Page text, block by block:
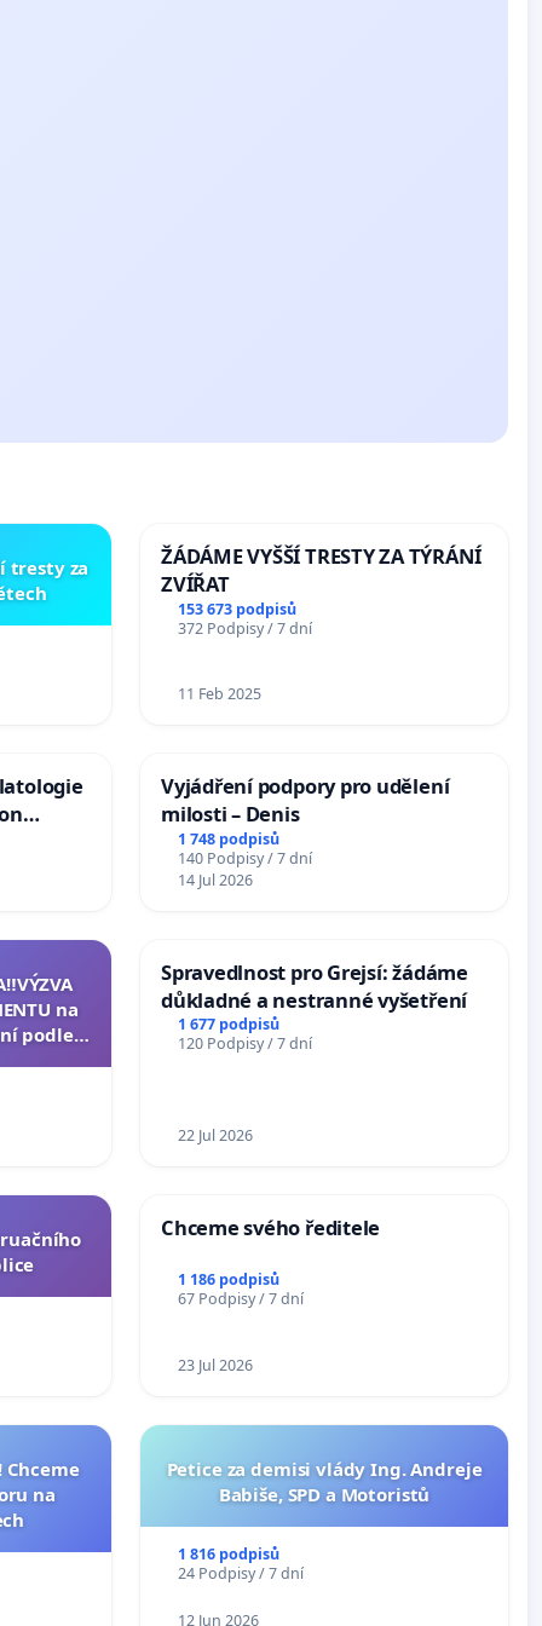
tresty za
ŽÁDÁME VYŠŠÍ TRESTY ZA TÝRÁNÍ
ZVÍŘAT
153 673 podpisů
372 Podpisy / 7 dní
11 Feb 2025
Vyjádření podpory pro udělení
milosti – Denis
1 748 podpisů
140 Podpisy / 7 dní
14 Jul 2026
na
podle §
ústavní
Spravedlnost pro Grejsí: žádáme
důkladné a nestranné vyšetření
1 677 podpisů
120 Podpisy / 7 dní
22 Jul 2026
Chceme svého ředitele
1 186 podpisů
67 Podpisy / 7 dní
23 Jul 2026
Chceme
na
Petice za demisi vlády Ing. Andreje
Babiše, SPD a Motoristů
1 816 podpisů
24 Podpisy / 7 dní
12 Jun 2026